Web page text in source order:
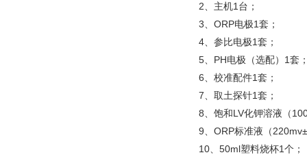
2、主机1台；
3、ORP电极1套；
4、参比电极1套；
5、PH电极（选配）1套
6、校准配件1套；
7、取土探针1套；
8、饱和LV化钾溶液（
9、ORP标准液（
10、50ml塑料烧杯1个；